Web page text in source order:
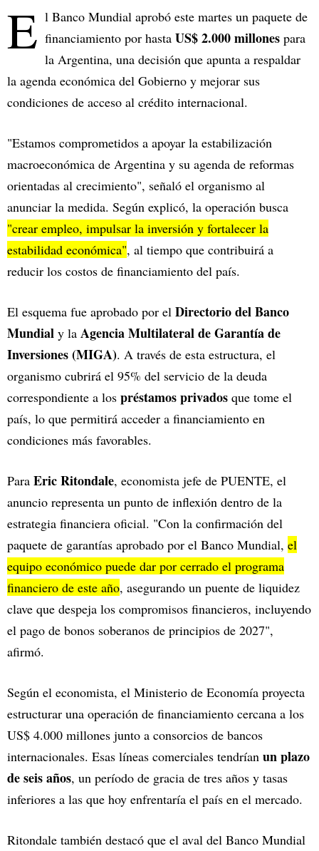
E l Banco Mundial aprobó este martes un paquete de
financiamiento por hasta US$ 2.000 millones para
la Argentina, una decisión que apunta a respaldar
la agenda económica del Gobierno y mejorar sus
condiciones de acceso al crédito internacional.
"Estamos comprometidos a apoyar la estabilización
macroeconómica de Argentina y su agenda de reformas
orientadas al crecimiento", señaló el organismo al
anunciar la medida. Según explicó, la operación busca
"crear empleo, impulsar la inversión y fortalecer la
estabilidad económica", al tiempo que contribuirá a
reducir los costos de financiamiento del país.
El esquema fue aprobado por el Directorio del Banco
Mundial y la Agencia Multilateral de Garantía de
Inversiones (MIGA). A través de esta estructura, el
organismo cubrirá el 95% del servicio de la deuda
correspondiente a los préstamos privados que tome el
país, lo que permitirá acceder a financiamiento en
condiciones más favorables.
Para Eric Ritondale, economista jefe de PUENTE, el
anuncio representa un punto de inflexión dentro de la
estrategia financiera oficial. "Con la confirmación del
paquete de garantías aprobado por el Banco Mundial, el
equipo económico puede dar por cerrado el programa
financiero de este año, asegurando un puente de liquidez
clave que despeja los compromisos financieros, incluyendo
el pago de bonos soberanos de principios de 2027",
afirmó.
Según el economista, el Ministerio de Economía proyecta
estructurar una operación de financiamiento cercana a los
US$ 4.000 millones junto a consorcios de bancos
internacionales. Esas líneas comerciales tendrían un plazo
de seis años, un período de gracia de tres años y tasas
inferiores a las que hoy enfrentaría el país en el mercado.
Ritondale también destacó que el aval del Banco Mundial